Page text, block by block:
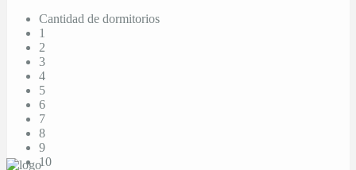
Cantidad de dormitorios
1
2
3
4
5
6
7
8
9
10